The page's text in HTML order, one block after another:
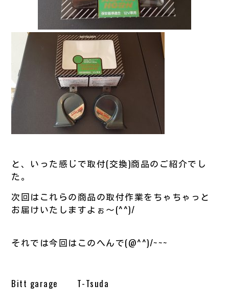
と、いった感じで取付(交換)商品のご紹介でし
た。
次回はこれらの商品の取付作業をちゃちゃっと
お届けいたしますよぉ～(^^)/
それでは今回はこのへんで(@^^)/~~~
Bitt garage T-Tsuda